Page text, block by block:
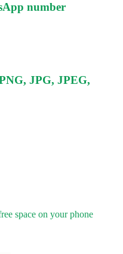
number
JPG, JPEG,
space on your phone